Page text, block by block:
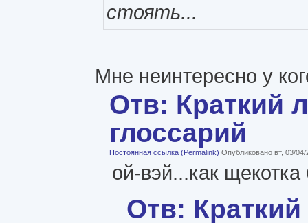
стоять...
Мне неинтересно у
Отв: Краткий
глоссарий
Постоянная ссылка (Permalink) Опубликовано вт, 03/
ой-вэй...как
Отв: